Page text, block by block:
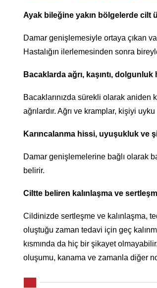
Ayak bileğine yakın bölgelerde cilt
Damar genişlemesiyle ortaya çıkan
Hastalığın ilerlemesinden sonra
Bacaklarda ağrı, kaşıntı,
Bacaklarınızda sürekli olarak aniden
ağrılardır. Ağrı ve kramplar, kişiyi
Karıncalanma hissi, uyuşukluk ve
Damar genişlemelerine bağlı olarak
belirir.
Ciltte beliren kalınlaşma ve
Cildinizde sertleşme ve kalınlaşma,
oluştuğu zaman tedavi için geç
kısmında da hiç bir şikayet
oluşumu, kanama ve zamanla diğer